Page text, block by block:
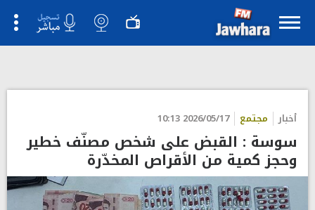
أخبار مجتمع 2026/05/17 10:13
سوسة : القبض على شخص مصنّف خطير
وحجز كمية من الأقراص المخدّرة